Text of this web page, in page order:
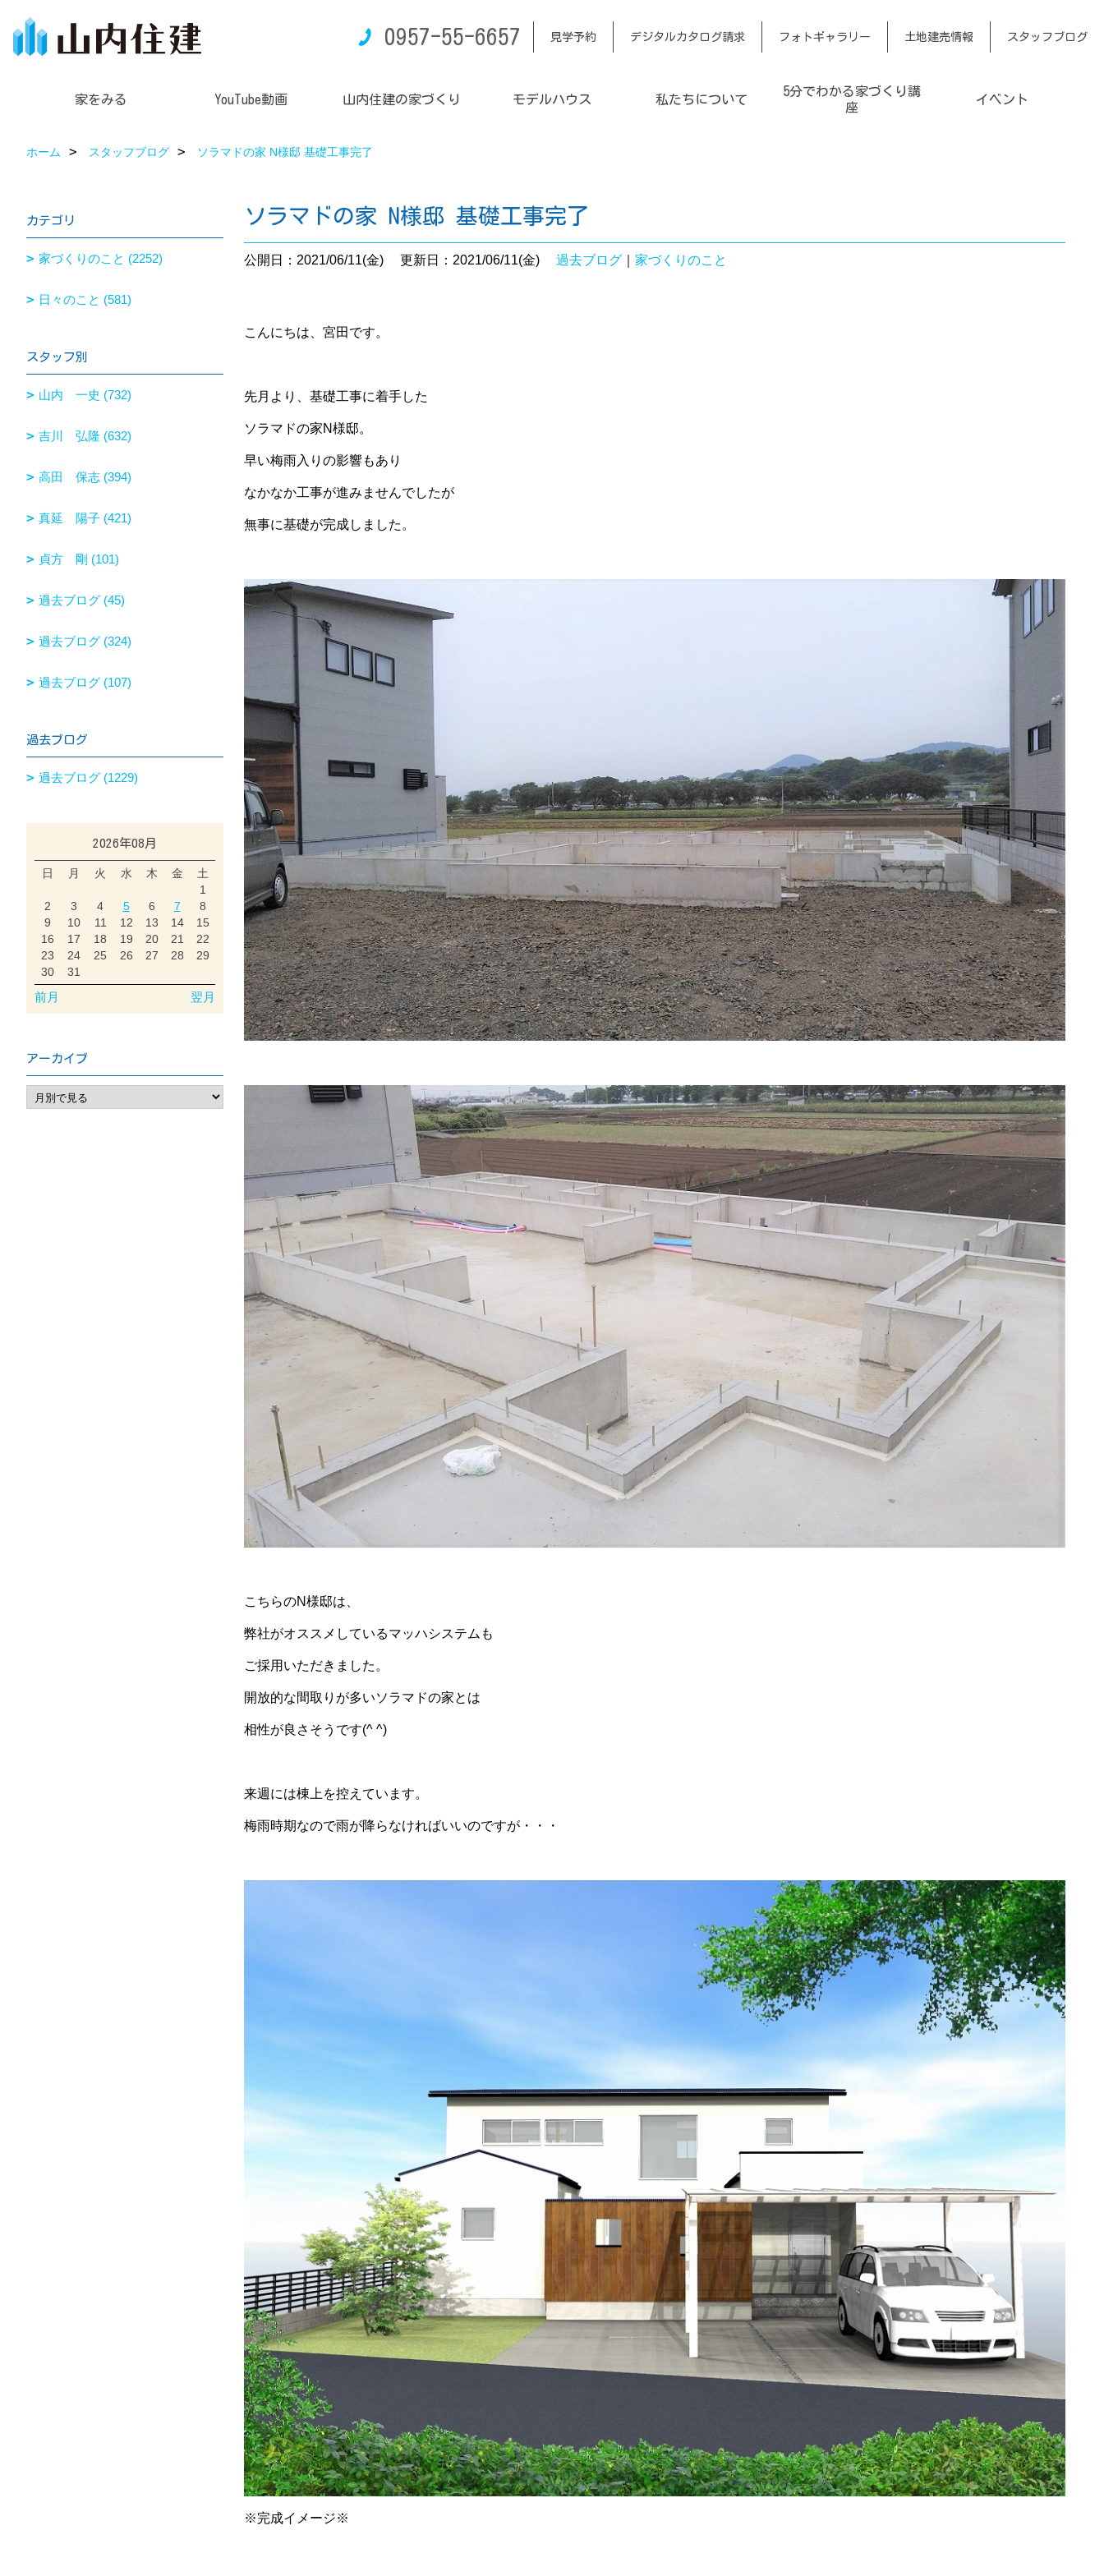
0957-55-6657 見学予約 デジタルカタログ請求 フォトギャラリー 土地建売情報 スタッフブログ
家をみる YouTube動画 山内住建の家づくり モデルハウス 私たちについて
5分でわかる家づくり講
座
イベント
ホーム スタッフブログ ソラマドの家 N様邸 基礎工事完了
ソラマドの家 N様邸 基礎工事完了
公開日：2021/06/11(金) 更新日：2021/06/11(金) 過去ブログ 家づくりのこと
こんにちは、宮田です。
先月より、基礎工事に着手した
ソラマドの家N様邸。
早い梅雨入りの影響もあり
なかなか工事が進みませんでしたが
無事に基礎が完成しました。
こちらのN様邸は、
弊社がオススメしているマッハシステムも
ご採用いただきました。
開放的な間取りが多いソラマドの家とは
相性が良さそうです(^ ^)
来週には棟上を控えています。
梅雨時期なので雨が降らなければいいのですが・・・
※完成イメージ※
カテゴリ
家づくりのこと (2252)
日々のこと (581)
スタッフ別
山内 一史 (732)
吉川 弘隆 (632)
高田 保志 (394)
真延 陽子 (421)
貞方 剛 (101)
過去ブログ (45)
過去ブログ (324)
過去ブログ (107)
過去ブログ
過去ブログ (1229)
2026年08月
日 月 火 水 木 金
土
1
2
3 4 5 6 7
8
9
10 11 12 13 14
15
16
17 18 19 20 21
22
23
24 25 26 27 28
29
30
31
前月 翌月
アーカイブ